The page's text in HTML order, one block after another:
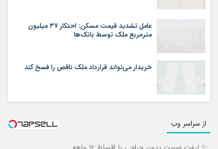
عامل تشدید قیمت مسکن: احتکار ۳۷ میلیون
مترمربع ملک توسط بانک‌ها
خریدار می‌تواند قرارداد ملک ناقص را فسخ کند
از سراسر وب